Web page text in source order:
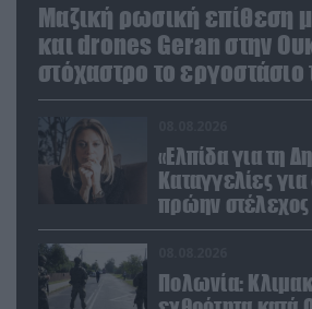
Μαζική ρωσική επίθεση
και drones Geran στην
στόχαστρο το
«Ελπίδα για τη
Καταγγελίες
πρώην στέλεχος
Πολωνία: